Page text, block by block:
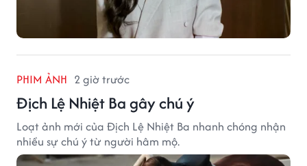
PHIM ẢNH 2 giờ trước
Địch Lệ Nhiệt Ba gây chú ý
Loạt ảnh mới của Địch Lệ Nhiệt Ba nhanh chóng nhận
nhiều sự chú ý từ người hâm mộ.